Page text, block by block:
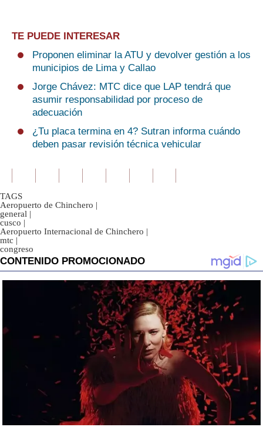
TE PUEDE INTERESAR
Proponen eliminar la ATU y devolver gestión a los
municipios de Lima y Callao
Jorge Chávez: MTC dice que LAP tendrá que
asumir responsabilidad por proceso de
adecuación
¿Tu placa termina en 4? Sutran informa cuándo
deben pasar revisión técnica vehicular
TAGS
Aeropuerto de Chinchero |
general |
cusco |
Aeropuerto Internacional de Chinchero |
mtc |
congreso